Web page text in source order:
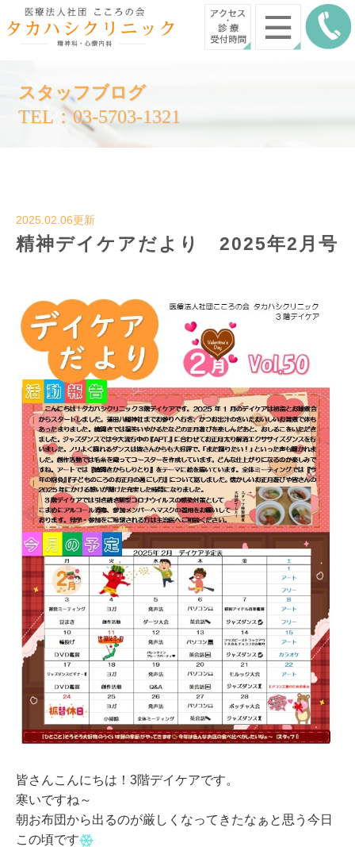
スタッフブログ
TEL：03-5703-1321
2025.02.06更新
精神デイケアだより 2025年2月号
皆さんこんにちは！3階デイケアです。
寒いですね～
朝お布団から出るのが厳しくなってきたなぁと思う今日
この頃です